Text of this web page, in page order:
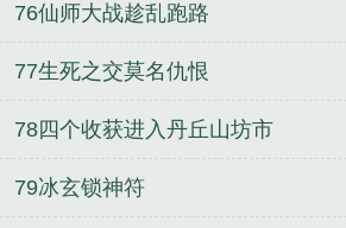
76仙师大战趁乱跑路
77生死之交莫名仇恨
78四个收获进入丹丘山坊市
79冰玄锁神符